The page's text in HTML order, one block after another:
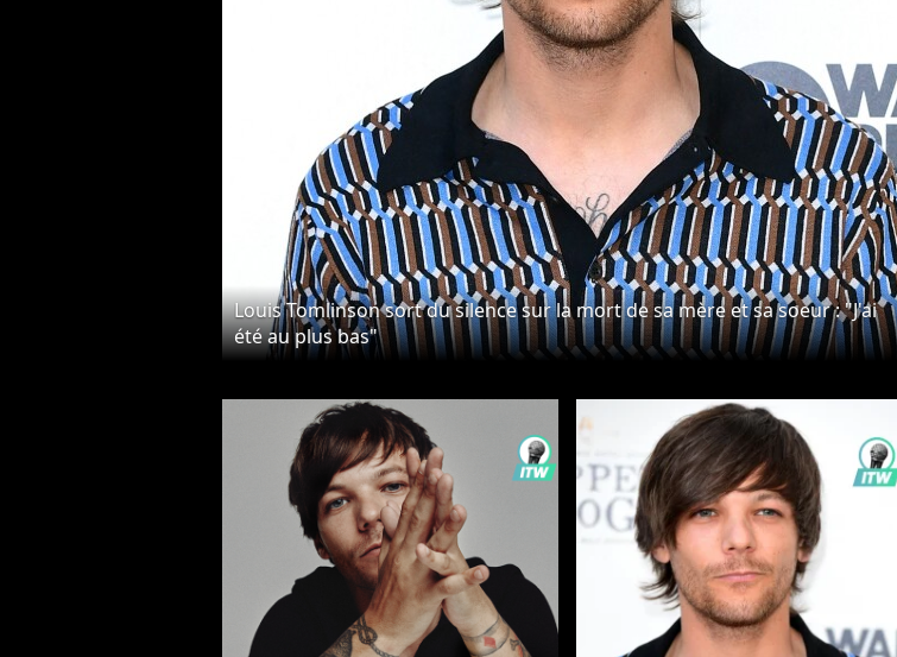
Louis Tomlinson sort du silence sur la mort de sa mère et sa soeur : "J'ai
été au plus bas"